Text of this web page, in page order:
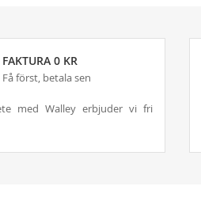
FAKTURA 0 KR
Få först, betala sen
med Walley erbjuder vi fri